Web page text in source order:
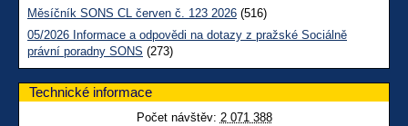
Měsíčník SONS CL červen č. 123 2026 (516)
05/2026 Informace a odpovědi na dotazy z pražské Sociálně
právní poradny SONS (273)
Technické informace
Počet návštěv: 2 071 388